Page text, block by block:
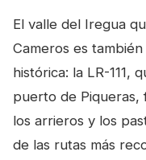
El valle del Iregua
Cameros es
histórica: la LR-111,
puerto de Piqueras,
los arrieros y los
de las rutas más